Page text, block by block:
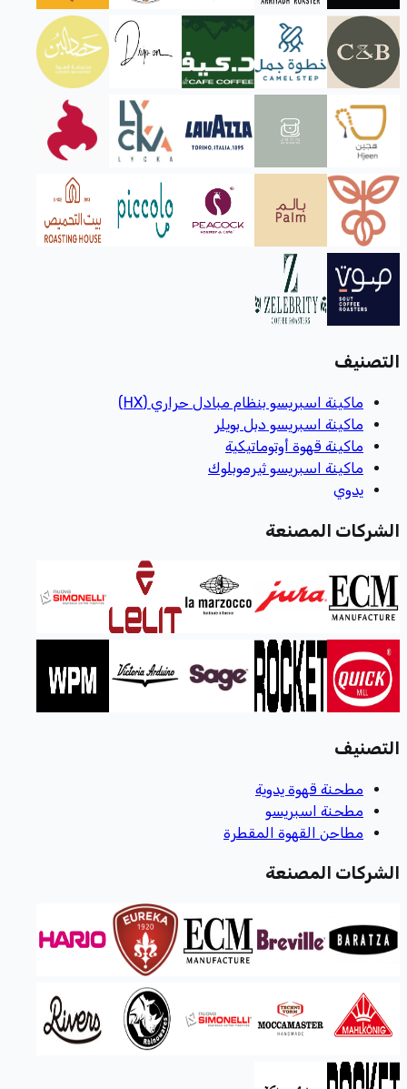
التصنيف
ماكينة اسبريسو بنظام مبادل حراري (HX)
ماكينة اسبريسو دبل بويلر
ماكينة قهوة أوتوماتيكية
ماكينة اسبريسو ثيرموبلوك
يدوي
الشركات المصنعة
التصنيف
مطحنة قهوة يدوية
مطحنة اسبريسو
مطاحن القهوة المقطرة
الشركات المصنعة